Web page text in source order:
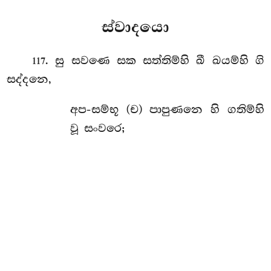
ස්වාදයො
117. සු සවණෙ සක සත්තිම්හි ඛී ඛයම්හි ගි
සද්දනෙ,
අප-සම්භූ (ච) පාපුණනෙ හි ගතිම්හි
වූ සංවරෙ;